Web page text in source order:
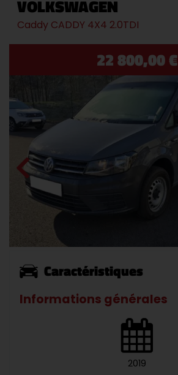
VOLKSWAGEN
Caddy CADDY 4X4 2.0TDI
22 800,00 €
Caractéristiques
Informations générales
2019